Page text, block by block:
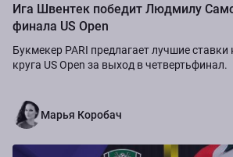
Ига Швентек победит Людмилу
финала US Open
Букмекер PARI предлагает лучшие ставки
круга US Open за выход в четвертьфинал.
Марья Коробач